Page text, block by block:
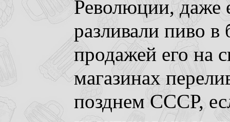
Революции, даже
разливали пиво в
продажей его на
магазинах
позднем СССР,